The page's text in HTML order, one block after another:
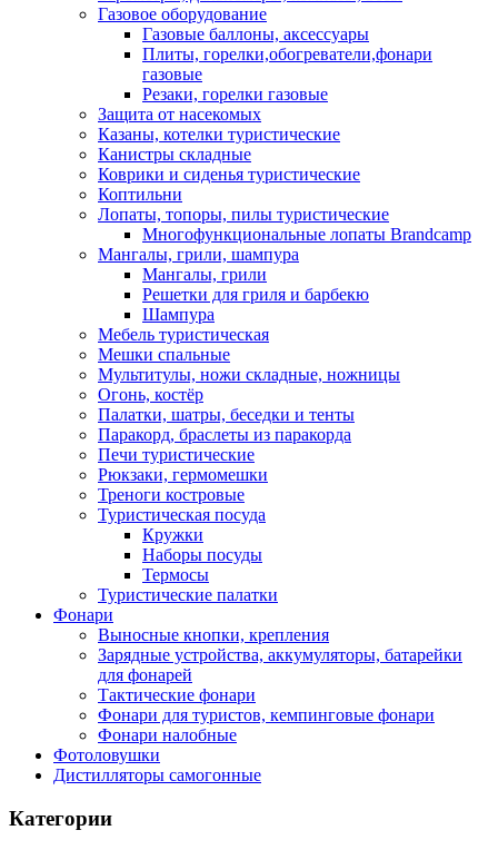
Газовое оборудование
Газовые баллоны, аксессуары
Плиты, горелки,обогреватели,фонари
газовые
Резаки, горелки газовые
Защита от насекомых
Казаны, котелки туристические
Канистры складные
Коврики и сиденья туристические
Коптильни
Лопаты, топоры, пилы туристические
Многофункциональные лопаты Brandcamp
Мангалы, грили, шампура
Мангалы, грили
Решетки для гриля и барбекю
Шампура
Мебель туристическая
Мешки спальные
Мультитулы, ножи складные, ножницы
Огонь, костёр
Палатки, шатры, беседки и тенты
Паракорд, браслеты из паракорда
Печи туристические
Рюкзаки, гермомешки
Треноги костровые
Туристическая посуда
Кружки
Наборы посуды
Термосы
Туристические палатки
Фонари
Выносные кнопки, крепления
Зарядные устройства, аккумуляторы, батарейки
для фонарей
Тактические фонари
Фонари для туристов, кемпинговые фонари
Фонари налобные
Фотоловушки
Дистилляторы самогонные
Категории